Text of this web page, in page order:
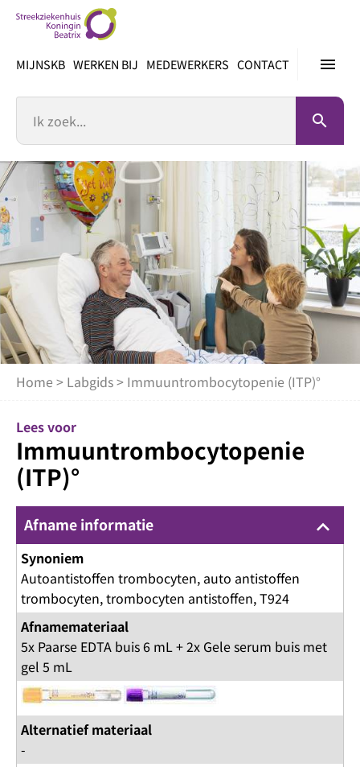
inhoud
menu
MIJNSKB WERKEN BIJ MEDEWERKERS CONTACT
search
Home > Labgids> Immuuntrombocytopenie (ITP)°
Lees voor
Immuuntrombocytopenie
(ITP)°
Afname informatie keyboard_arrow_up
Synoniem
Autoantistoffen trombocyten, auto antistoffen
trombocyten, trombocyten antistoffen, T924
Afnamemateriaal
5x Paarse EDTA buis 6 mL + 2x Gele serum buis met
gel 5 mL
Alternatief materiaal
-